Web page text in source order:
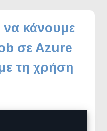
κάνουμε
σε Azure
τη χρήση